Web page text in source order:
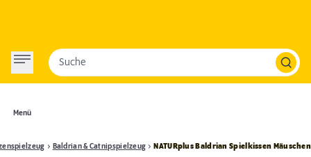
Menü
Suche
Baldrian & Catnipspielzeug NATURplus Baldrian Spielkissen Mäuschen